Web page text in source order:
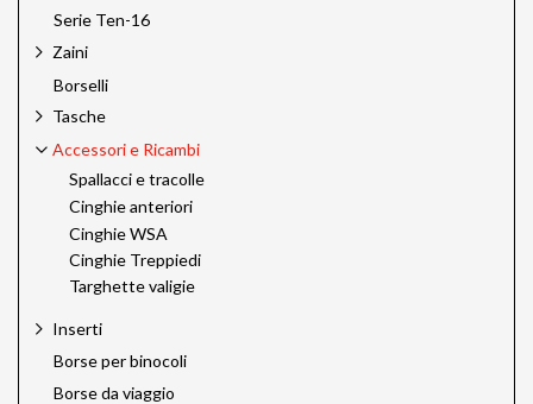
Serie Ten-16
Zaini
Borselli
Tasche
Accessori e Ricambi
Spallacci e tracolle
Cinghie anteriori
Cinghie WSA
Cinghie Treppiedi
Targhette valigie
Inserti
Borse per binocoli
Borse da viaggio